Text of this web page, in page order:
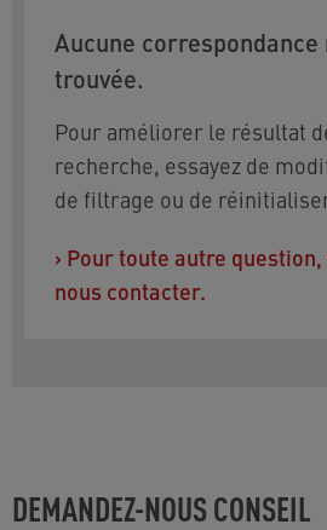
Aucune correspondance
trouvée.
Pour améliorer le résultat
recherche, essayez de
de filtrage ou de
› Pour toute autre question,
nous contacter.
DEMANDEZ-NOUS CONSEIL